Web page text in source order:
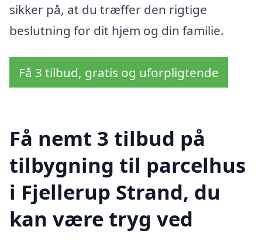
sikker på, at du træffer den rigtige
beslutning for dit hjem og din familie.
Få 3 tilbud, gratis og uforpligtende
Få nemt 3 tilbud på
tilbygning til parcelhus
i Fjellerup Strand, du
kan være tryg ved